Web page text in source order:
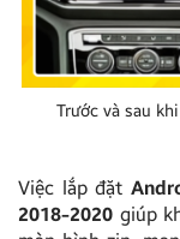
Trước và sau
Việc lắp đặt
2018-2020 giúp